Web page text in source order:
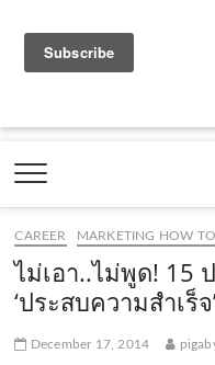
a
e
b
o
o
k
o
t
b
e
.
.
o
e
m
e
t
g
r
a
t
k
.
c
DIGITAL |
CAREER MARKETING HOW TO
ไม่เอา..ไม่พูด! 15
‘ประสบความสำเร็
December 17, 2014